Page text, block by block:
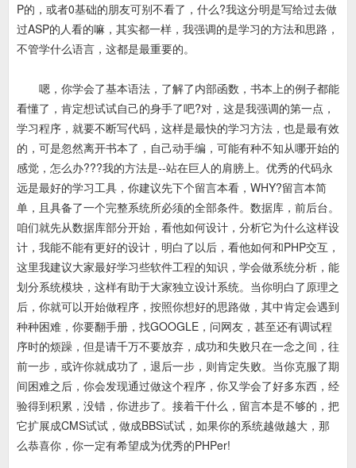
P的，或者0基础的朋友可别不看了，什么?我这分明是写给过去做
过ASP的人看的嘛，其实都一样，我强调的是学习的方法和思路，
不管学什么语言，这都是最重要的。
嗯，你学会了基本语法，了解了内部函数，书本上的例子都能
看懂了，肯定想试试自己的身手了吧?对，这是我强调的第一点，
学习程序，就要不断写代码，这样是最快的学习方法，也是最有效
的，可是忽然离开书本了，自己动手编，可能有种不知从哪开始的
感觉，怎么办???我的方法是--站在巨人的肩膀上。优秀的代码永
远是最好的学习工具，你建议先下个留言本看，WHY?留言本简
单，且具备了一个完整系统所必须的全部条件。数据库，前后台。
咱们就先从数据库部分开始，看他如何设计，分析它为什么这样设
计，我能不能有更好的设计，明白了以后，看他如何和PHP交互，
这里我建议大家最好学习些软件工程的知识，学会做系统分析，能
划分系统模块，这样有助于大家独立设计系统。当你明白了原理之
后，你就可以开始做程序，按照你想好的思路做，其中肯定会遇到
种种困难，你要翻手册，找GOOGLE，问网友，甚至还有调试程
序时的烦躁，但是请千万不要放弃，成功和失败只在一念之间，往
前一步，或许你就成功了，退后一步，则肯定失败。当你克服了期
间困难之后，你会发现通过做这个程序，你又学会了好多东西，经
验得到积累，没错，你进步了。接着干什么，留言本是不够的，把
它扩展成CMS试试，做成BBS试试，如果你的系统越做越大，那
么恭喜你，你一定有希望成为优秀的PHPer!